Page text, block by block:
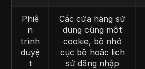
Phiê
n
trình
duyệ
t
Các cửa hàng sử
dụng cùng một
cookie, bộ nhớ
cục bộ hoặc lịch
sử đăng nhập